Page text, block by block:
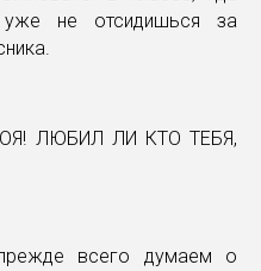
уже не отсидишься за
всего думаем о